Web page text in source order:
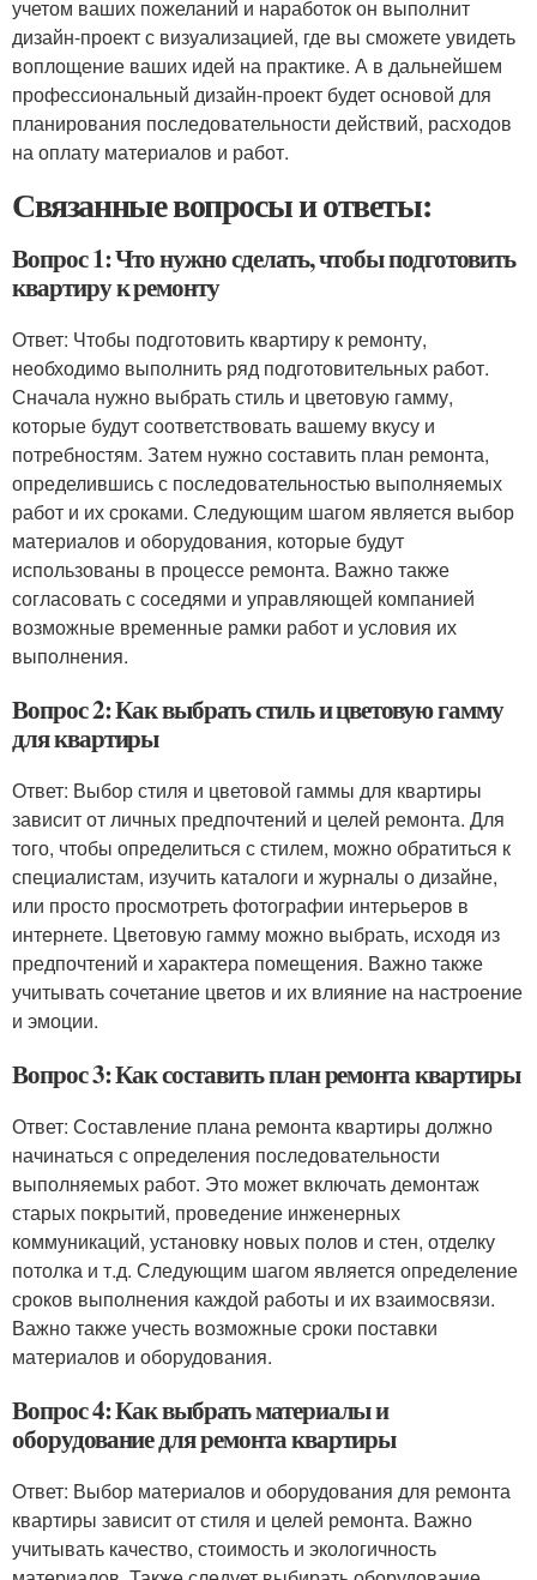
учетом ваших пожеланий и наработок он выполнит
дизайн-проект с визуализацией, где вы сможете увидеть
воплощение ваших идей на практике. А в дальнейшем
профессиональный дизайн-проект будет основой для
планирования последовательности действий, расходов
на оплату материалов и работ.
Связанные вопросы и ответы:
Вопрос 1: Что нужно сделать, чтобы подготовить
квартиру к ремонту
Ответ: Чтобы подготовить квартиру к ремонту,
необходимо выполнить ряд подготовительных работ.
Сначала нужно выбрать стиль и цветовую гамму,
которые будут соответствовать вашему вкусу и
потребностям. Затем нужно составить план ремонта,
определившись с последовательностью выполняемых
работ и их сроками. Следующим шагом является выбор
материалов и оборудования, которые будут
использованы в процессе ремонта. Важно также
согласовать с соседями и управляющей компанией
возможные временные рамки работ и условия их
выполнения.
Вопрос 2: Как выбрать стиль и цветовую гамму
для квартиры
Ответ: Выбор стиля и цветовой гаммы для квартиры
зависит от личных предпочтений и целей ремонта. Для
того, чтобы определиться с стилем, можно обратиться к
специалистам, изучить каталоги и журналы о дизайне,
или просто просмотреть фотографии интерьеров в
интернете. Цветовую гамму можно выбрать, исходя из
предпочтений и характера помещения. Важно также
учитывать сочетание цветов и их влияние на настроение
и эмоции.
Вопрос 3: Как составить план ремонта квартиры
Ответ: Составление плана ремонта квартиры должно
начинаться с определения последовательности
выполняемых работ. Это может включать демонтаж
старых покрытий, проведение инженерных
коммуникаций, установку новых полов и стен, отделку
потолка и т.д. Следующим шагом является определение
сроков выполнения каждой работы и их взаимосвязи.
Важно также учесть возможные сроки поставки
материалов и оборудования.
Вопрос 4: Как выбрать материалы и
оборудование для ремонта квартиры
Ответ: Выбор материалов и оборудования для ремонта
квартиры зависит от стиля и целей ремонта. Важно
учитывать качество, стоимость и экологичность